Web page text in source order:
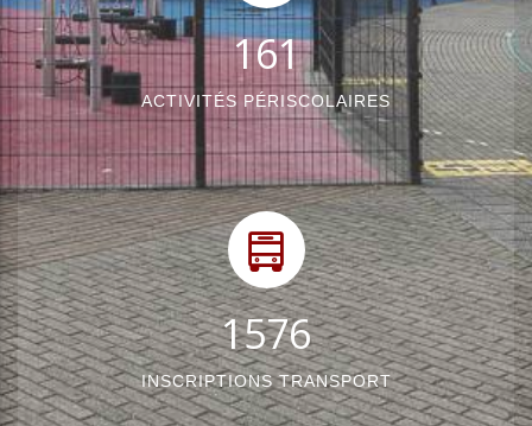
196
ACTIVITÉS PÉRISCOLAIRES
1934
INSCRIPTIONS TRANSPORT